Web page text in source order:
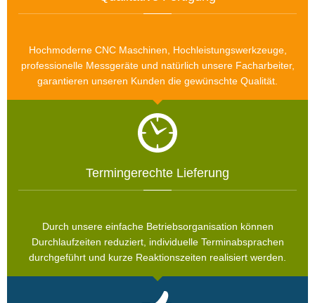
Hochmoderne CNC Maschinen, Hochleistungswerkzeuge,
professionelle Messgeräte und natürlich unsere Facharbeiter,
garantieren unseren Kunden die gewünschte Qualität.
Termingerechte Lieferung
Durch unsere einfache Betriebsorganisation können
Durchlaufzeiten reduziert, individuelle Terminabsprachen
durchgeführt und kurze Reaktionszeiten realisiert werden.